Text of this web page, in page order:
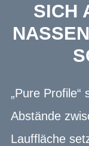
ICH
ASSEN
„Pure Profile“
Abstände
Lauffläche